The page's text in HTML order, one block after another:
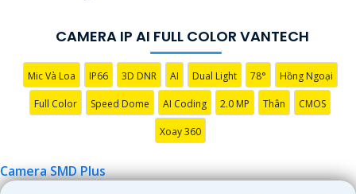
CAMERA IP AI FULL COLOR VANTECH
Mic Và Loa IP66 3D DNR AI Dual Light 78° Hồng Ngoại
Full Color Speed Dome AI Coding 2.0 MP Thân CMOS
Xoay 360
Camera SMD Plus